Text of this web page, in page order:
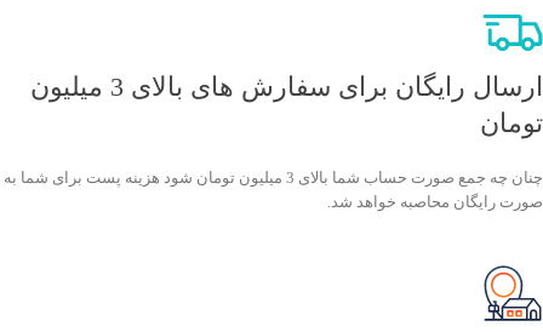
ارسال رایگان برای سفارش های بالای 3 میلیون
تومان
چنان چه جمع صورت حساب شما بالای 3 میلیون تومان شود هزینه پست برای شما به
صورت رایگان محاصبه خواهد شد.